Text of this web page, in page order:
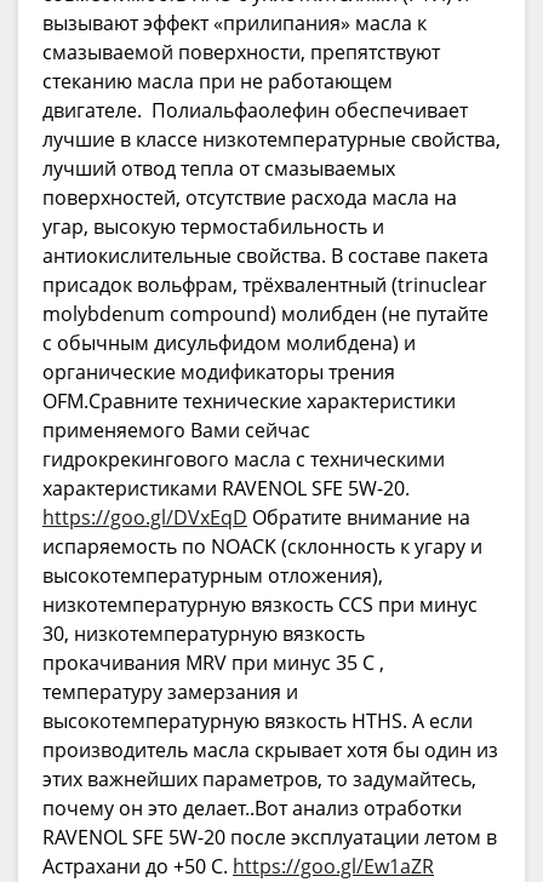
вызывают эффект «прилипания» масла к
смазываемой поверхности, препятствуют
стеканию масла при не работающем
двигателе. Полиальфаолефин обеспечивает
лучшие в классе низкотемпературные свойства,
лучший отвод тепла от смазываемых
поверхностей, отсутствие расхода масла на
угар, высокую термостабильность и
антиокислительные свойства. В составе пакета
присадок вольфрам, трёхвалентный (trinuclear
molybdenum compound) молибден (не путайте
с обычным дисульфидом молибдена) и
органические модификаторы трения
OFM.Сравните технические характеристики
применяемого Вами сейчас
гидрокрекингового масла с техническими
характеристиками RAVENOL SFE 5W-20.
https://goo.gl/DVxEqD Обратите внимание на
испаряемость по NOACK (склонность к угару и
высокотемпературным отложения),
низкотемпературную вязкость CCS при минус
30, низкотемпературную вязкость
прокачивания MRV при минус 35 С ,
температуру замерзания и
высокотемпературную вязкость HTHS. А если
производитель масла скрывает хотя бы один из
этих важнейших параметров, то задумайтесь,
почему он это делает..Вот анализ отработки
RAVENOL SFE 5W-20 после эксплуатации летом в
Астрахани до +50 С. https://goo.gl/Ew1aZR